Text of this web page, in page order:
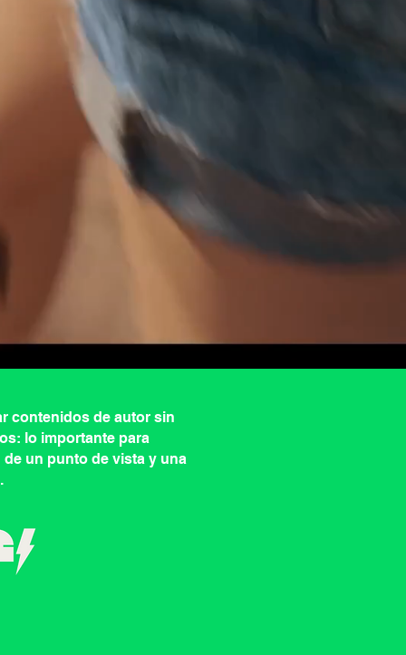
contenidos de autor sin
lo importante para
un punto de vista y una